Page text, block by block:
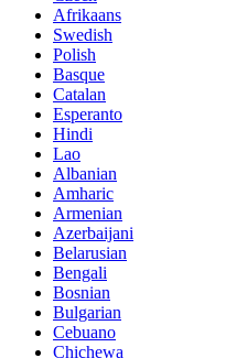
Afrikaans
Swedish
Polish
Basque
Catalan
Esperanto
Hindi
Lao
Albanian
Amharic
Armenian
Azerbaijani
Belarusian
Bengali
Bosnian
Bulgarian
Cebuano
Chichewa